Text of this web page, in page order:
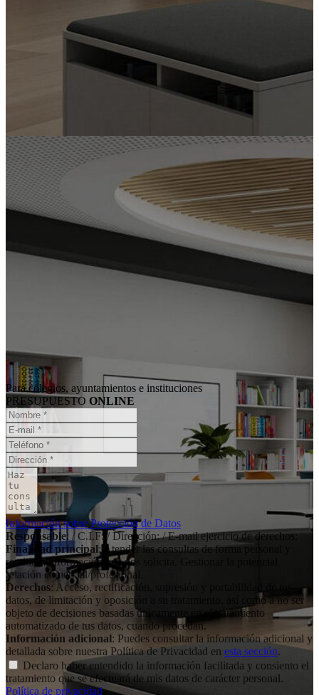
Para colegios, ayuntamientos e instituciones
PRESUPUESTO ONLINE
Información sobre Protección de Datos
Responsable: / C.I.F: / Dirección: / E-mail ejercicio de derechos:
Finalidad principal: Atender las consultas de forma personal y
remitir la información que nos solicita. Gestionar la potencial
relación comercial/profesional.
Derechos: Acceso, rectificación, supresión y portabilidad de tus
datos, de limitación y oposición a su tratamiento, así como a no ser
objeto de decisiones basadas únicamente en el tratamiento
automatizado de tus datos, cuando procedan.
Información adicional: Puedes consultar la información adicional y
detallada sobre nuestra Política de Privacidad en esta sección.
Declaro haber entendido la información facilitada y consiento el
tratamiento que se efectuará de mis datos de carácter personal.
Política de privacidad.